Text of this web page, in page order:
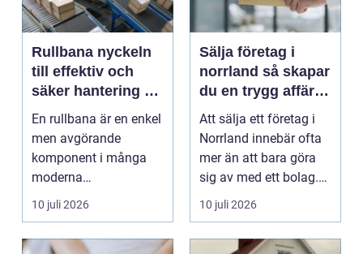
Rullbana nyckeln
till effektiv och
säker hantering av
gods
En rullbana är en enkel
men avgörande
komponent i många
moderna
verksamheter. Den
används för att fl...
10 juli 2026
Sälja företag i
norrland så skapar
du en trygg affär
från start till mål
Att sälja ett företag i
Norrland innebär ofta
mer än att bara göra
sig av med ett bolag.
För många ä...
10 juli 2026